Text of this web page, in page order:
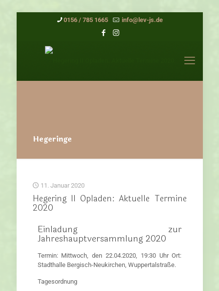
0156 / 785 1665 info@lev-js.de
Hegeringe
11. Januar 2020
Hegering II Opladen: Aktuelle Termine
2020
Einladung zur
Jahreshauptversammlung 2020
Termin: Mittwoch, den 22.04.2020, 19:30 Uhr Ort:
Stadthalle Bergisch-Neukirchen, Wuppertalstraße.
Tagesordnung